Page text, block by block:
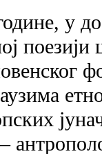
у